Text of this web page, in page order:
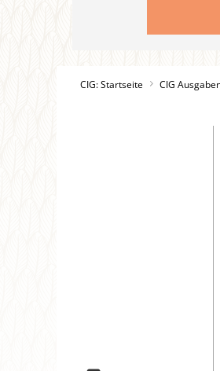
CIG: Startseite CIG